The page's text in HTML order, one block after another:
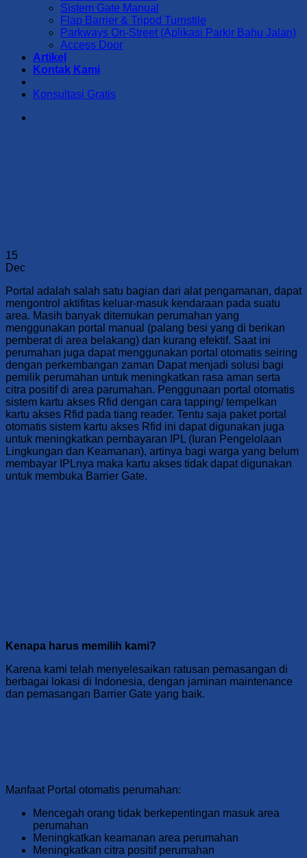
Sistem Gate Manual
Flap Barrier & Tripod Turnstile
Parkways On-Street (Aplikasi Parkir Bahu Jalan)
Access Door
Artikel
Kontak Kami
Konsultasi Gratis
15
Dec
Portal adalah salah satu bagian dari alat pengamanan, dapat
mengontrol aktifitas keluar-masuk kendaraan pada suatu
area. Masih banyak ditemukan perumahan yang
menggunakan portal manual (palang besi yang di berikan
pemberat di area belakang) dan kurang efektif. Saat ini
perumahan juga dapat menggunakan portal otomatis seiring
dengan perkembangan zaman Dapat menjadi solusi bagi
pemilik perumahan untuk meningkatkan rasa aman serta
citra positif di area parumahan. Penggunaan portal otomatis
sistem kartu akses Rfid dengan cara tapping/ tempelkan
kartu akses Rfid pada tiang reader. Tentu saja paket portal
otomatis sistem kartu akses Rfid ini dapat digunakan juga
untuk meningkatkan pembayaran IPL (Iuran Pengelolaan
Lingkungan dan Keamanan), artinya bagi warga yang belum
membayar IPLnya maka kartu akses tidak dapat digunakan
untuk membuka Barrier Gate.
Kenapa harus memilih kami?
Karena kami telah menyelesaikan ratusan pemasangan di
berbagai lokasi di Indonesia, dengan jaminan maintenance
dan pemasangan Barrier Gate yang baik.
Manfaat Portal otomatis perumahan:
Mencegah orang tidak berkepentingan masuk area
perumahan
Meningkatkan keamanan area perumahan
Meningkatkan citra positif perumahan